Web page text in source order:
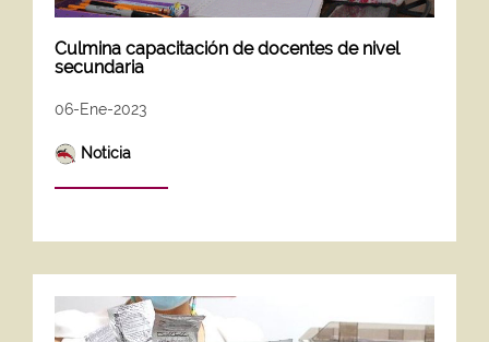
Culmina capacitación de docentes de nivel
secundaria
06-Ene-2023
Noticia